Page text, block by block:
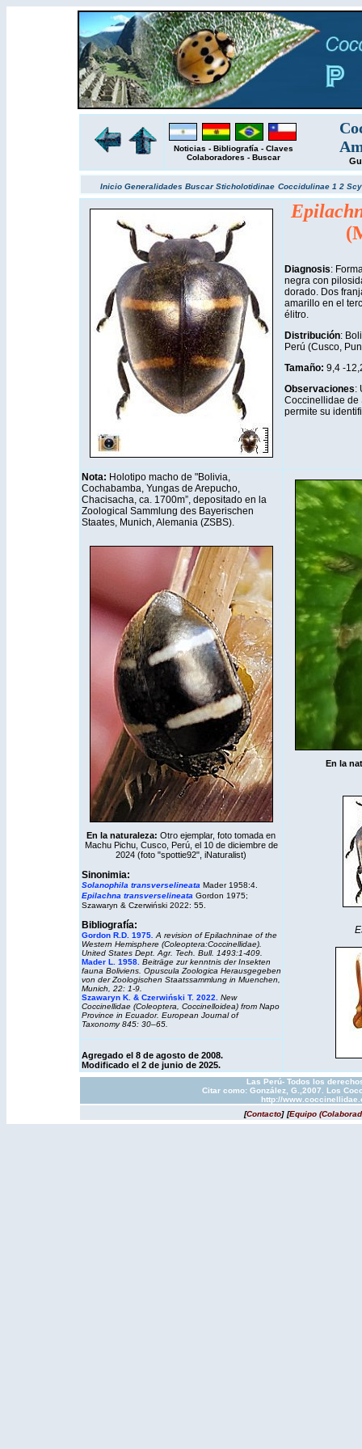
Noticias - Bibliografía - Claves
Colaboradores - Buscar
Inicio Generalidades BuscarSticholotidinae Coccidulinae 1 2
Diagnosis:
negra con
dorado. Dos
amarillo en el
élitro.
Distribución:
Perú (Cusco,
Tamaño: 9,4 -
Observaciones:
Coccinellidae de
permite su
Nota: Holotipo macho de "Bolivia,
Cochabamba, Yungas de Arepucho,
Chacisacha, ca. 1700m”, depositado en la
Zoological Sammlung des Bayerischen
Staates, Munich, Alemania (ZSBS).
En la naturaleza: Otro ejemplar, foto tomada en
Machu Pichu, Cusco, Perú, el 10 de diciembre de
2024 (foto "spottie92", iNaturalist)
Sinonimia:
Solanophila transverselineata Mader 1958:4.
Epilachna transverselineata Gordon 1975;
Szawaryn & Czerwiński 2022: 55.
Bibliografía:
Gordon R.D. 1975. A revision of Epilachninae of the
Western Hemisphere (Coleoptera:Coccinellidae).
United States Dept. Agr. Tech. Bull. 1493:1-409.
Mader L. 1958. Beiträge zur kenntnis der Insekten
fauna Boliviens. Opuscula Zoologica Herausgegeben
von der Zoologischen Staatssammlung in Muenchen,
Munich, 22: 1-9.
Szawaryn K. & Czerwiński T. 2022.
New
Coccinellidae (Coleoptera, Coccinelloidea) from Napo
Province in Ecuador. European Journal of
Taxonomy 845: 30–65.
En la
Agregado el 8 de agosto de 2008.
Modificado el 2 de junio de 2025.
Las Perú- Todos los
Citar como: González, G.,2007. Los
http://
[Contacto] [Equipo